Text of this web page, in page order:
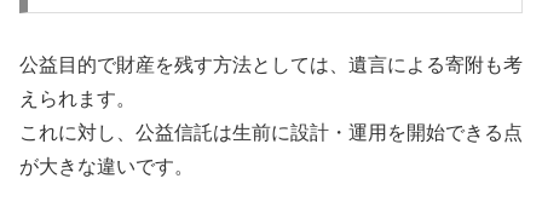
公益目的で財産を残す方法としては、遺言による寄附も考
えられます。
これに対し、公益信託は生前に設計・運用を開始できる点
が大きな違いです。